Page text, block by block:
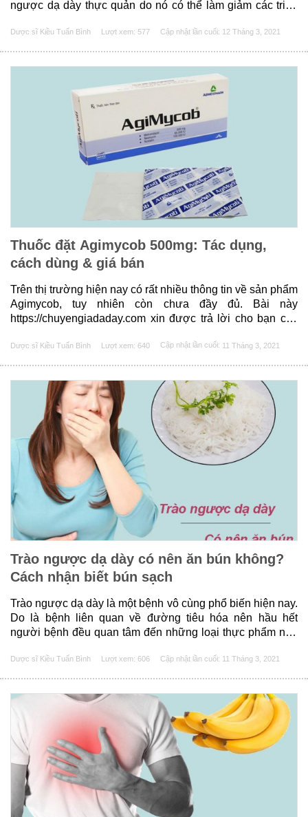
ngược dạ dày thực quản do nó có thể làm giảm các triệu
hơn. Tuy nhiên không......
Dược sĩ Kiều Tuấn Bình Lượt xem: 577 Cập nhật lần cuối: 12 Tháng 3, 2021
Thuốc đặt Agimycob 500mg: Tác dụng,
cách dùng & giá bán
Trên thị trường hiện nay có rất nhiều thông tin về sản phẩm
Agimycob, tuy nhiên còn chưa đầy đủ. Bài này
https://chuyengiadaday.com xin được trả lời cho bạn các
Agimycob bao nhiêu? Dưới đây là thông tin chi tiết.
Agimycob là thuốc gì?......
Dược sĩ Kiều Tuấn Bình Lượt xem: 640 Cập nhật lần cuối: 11 Tháng 3, 2021
Trào ngược dạ dày có nên ăn bún không?
Cách nhận biết bún sạch
Trào ngược dạ dày là một bệnh vô cùng phổ biến hiện nay.
Do là bệnh liên quan về đường tiêu hóa nên hầu hết
người bệnh đều quan tâm đến những loại thực phẩm nên
có nên ăn bún không? Hãy......
Dược sĩ Kiều Tuấn Bình Lượt xem: 606 Cập nhật lần cuối: 11 Tháng 3, 2021